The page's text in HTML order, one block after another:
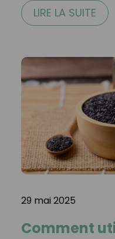
LIRE LA SUITE
29 mai 2025
Comment